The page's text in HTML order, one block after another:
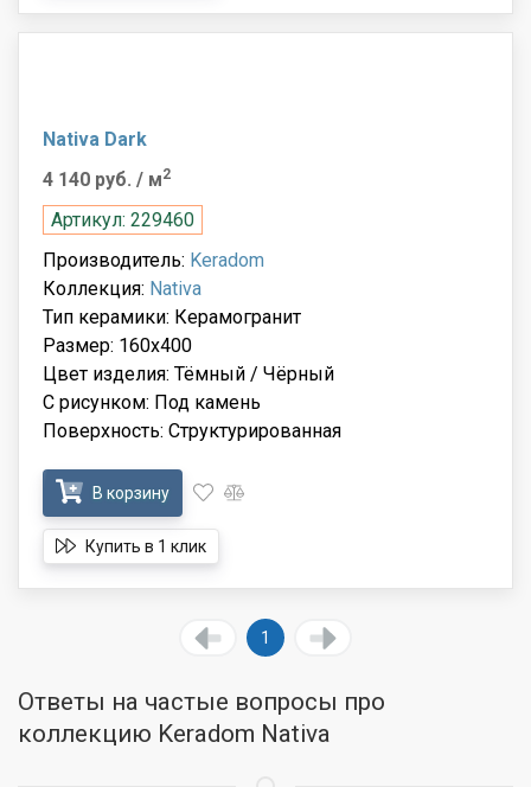
Nativa Dark
4 140 руб. / м2
Артикул: 229460
Производитель: Keradom
Коллекция: Nativa
Тип керамики: Керамогранит
Размер: 160x400
Цвет изделия: Тёмный / Чёрный
С рисунком: Под камень
Поверхность: Структурированная
В корзину
Купить в 1 клик
1
Ответы на частые вопросы про
коллекцию Keradom Nativa